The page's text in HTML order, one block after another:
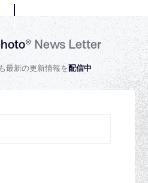
News Letter
最新の更新情報を配信中